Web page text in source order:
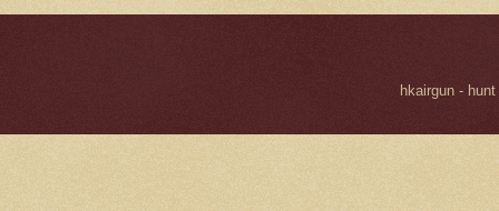
hkairgun -